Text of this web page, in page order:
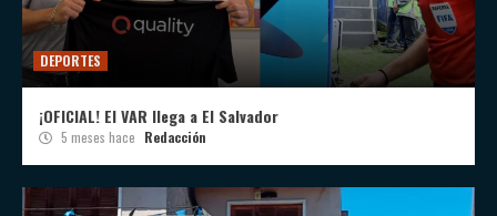
DEPORTES
¡OFICIAL! El VAR llega a El Salvador
5 meses hace Redacción